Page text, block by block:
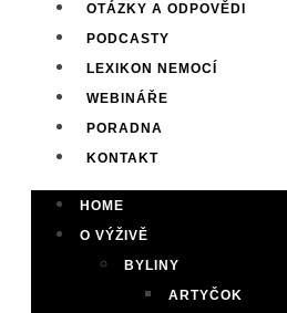
OTÁZKY A ODPOVĚDI
PODCASTY
LEXIKON NEMOCÍ
WEBINÁŘE
PORADNA
KONTAKT
HOME
O VÝŽIVĚ
BYLINY
ARTYČOK